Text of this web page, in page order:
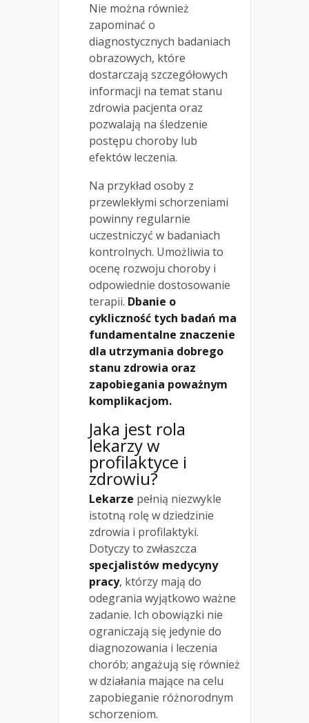
Nie można również
zapominać o
diagnostycznych badaniach
obrazowych, które
dostarczają szczegółowych
informacji na temat stanu
zdrowia pacjenta oraz
pozwalają na śledzenie
postępu choroby lub
efektów leczenia.
Na przykład osoby z
przewlekłymi schorzeniami
powinny regularnie
uczestniczyć w badaniach
kontrolnych. Umożliwia to
ocenę rozwoju choroby i
odpowiednie dostosowanie
terapii. Dbanie o
cykliczność tych badań ma
fundamentalne znaczenie
dla utrzymania dobrego
stanu zdrowia oraz
zapobiegania poważnym
komplikacjom.
Jaka jest rola
lekarzy w
profilaktyce i
zdrowiu?
Lekarze pełnią niezwykle
istotną rolę w dziedzinie
zdrowia i profilaktyki.
Dotyczy to zwłaszcza
specjalistów medycyny
pracy, którzy mają do
odegrania wyjątkowo ważne
zadanie. Ich obowiązki nie
ograniczają się jedynie do
diagnozowania i leczenia
chorób; angażują się również
w działania mające na celu
zapobieganie różnorodnym
schorzeniom.